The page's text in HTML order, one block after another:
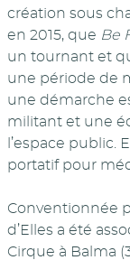
création sous
en 2015, que Be
un tournant et
une période de
une démarche
militant et une
l’espace public.
portatif pour
Conventionnée
d’Elles a été
Cirque à Balma